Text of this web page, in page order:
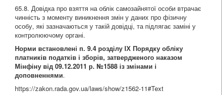
65.8. Довідка про взяття на облік самозайнятої особи втрачає
чинність з моменту виникнення змін у даних про фізичну
особу, які зазначаються у такій довідці, та підлягає заміні у
контролюючому органі.
Норми встановлені п. 9.4 розділу ІХ Порядку обліку
платників податків і зборів, затвердженого наказом
Мінфіну від 09.12.2011 р. №1588 із змінами і
доповненнями.
https://zakon.rada.gov.ua/laws/show/z1562-11#Text